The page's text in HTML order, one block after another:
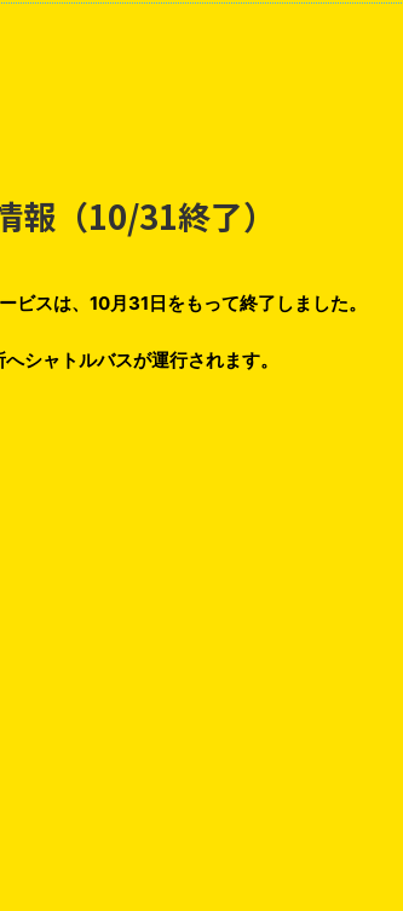
報（10/31終了）
スは、10月31日をもって終了しました。
シャトルバスが運行されます。